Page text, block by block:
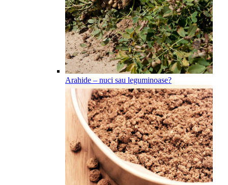
Arahide – nuci sau leguminoase?